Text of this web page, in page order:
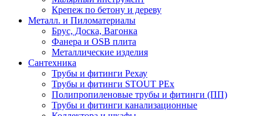
Крепеж по бетону и дереву
Металл. и Пиломатериалы
Брус, Доска, Вагонка
Фанера и OSB плита
Металлические изделия
Сантехника
Трубы и фитинги Рехау
Трубы и фитинги STOUT PEx
Полипропиленовые трубы и фитинги (ПП)
Трубы и фитинги канализационные